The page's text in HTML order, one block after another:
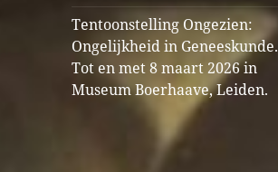
Tentoonstelling Ongezien:
Ongelijkheid in Geneeskunde.
Tot en met 8 maart 2026 in
Museum Boerhaave, Leiden.